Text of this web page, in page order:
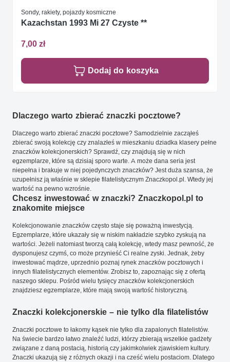
Sondy, rakiety, pojazdy kosmiczne
Kazachstan 1993 Mi 27 Czyste **
7,00 zł
Dodaj do koszyka
Dlaczego warto zbierać znaczki pocztowe?
Dlaczego warto zbierać znaczki pocztowe? Samodzielnie zacząłeś
zbierać swoją kolekcję czy znalazłeś w mieszkaniu dziadka klasery pełne
znaczków kolekcjonerskich? Sprawdź, czy znajdują się w nich
egzemplarze, które są dzisiaj sporo warte. A może dana seria jest
niepełna i brakuje w niej pojedynczych znaczków? Jest duża szansa, że
uzupełnisz ją właśnie w sklepie filatelistycznym Znaczkopol.pl. Wtedy jej
wartość na pewno wzrośnie.
Chcesz inwestować w znaczki? Znaczkopol.pl to
znakomite miejsce
Kolekcjonowanie znaczków często staje się poważną inwestycją.
Egzemplarze, które ukazały się w niskim nakładzie szybko zyskują na
wartości. Jeżeli natomiast tworzą całą kolekcję, wtedy masz pewność, że
dysponujesz czymś, co może przynieść Ci realne zyski. Jednak, żeby
inwestować mądrze, uprzednio poznaj rynek znaczków pocztowych i
innych filatelistycznych elementów. Zrobisz to, zapoznając się z ofertą
naszego sklepu. Pośród wielu tysięcy znaczków kolekcjonerskich
znajdziesz egzemplarze, które mają swoją wartość historyczną.
Znaczki kolekcjonerskie – nie tylko dla filatelistów
Znaczki pocztowe to łakomy kąsek nie tylko dla zapalonych filatelistów.
Na świecie bardzo łatwo znaleźć ludzi, którzy zbierają wszelkie gadżety
związane z daną postacią, historią czy jakimkolwiek zjawiskiem kultury.
Znaczki ukazują się z różnych okazji i na cześć wielu postaciom. Dlatego